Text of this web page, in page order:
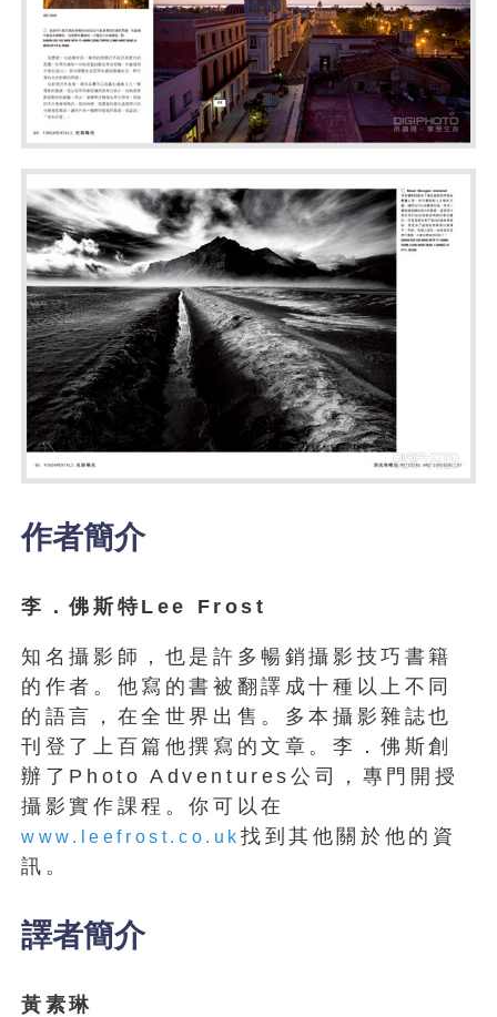
作者簡介
李．佛斯特Lee Frost
知名攝影師，也是許多暢銷攝影技巧書籍
的作者。他寫的書被翻譯成十種以上不同
的語言，在全世界出售。多本攝影雜誌也
刊登了上百篇他撰寫的文章。李．佛斯創
辦了Photo Adventures公司，專門開授
攝影實作課程。你可以在
www.leefrost.co.uk 找到其他關於他的資
訊。
譯者簡介
黃素琳